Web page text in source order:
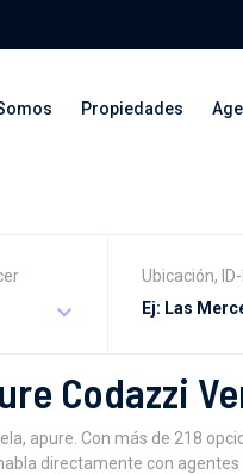
Propiedades
Ubicación,
Codazzi
apure. Con más de 218
directamente con